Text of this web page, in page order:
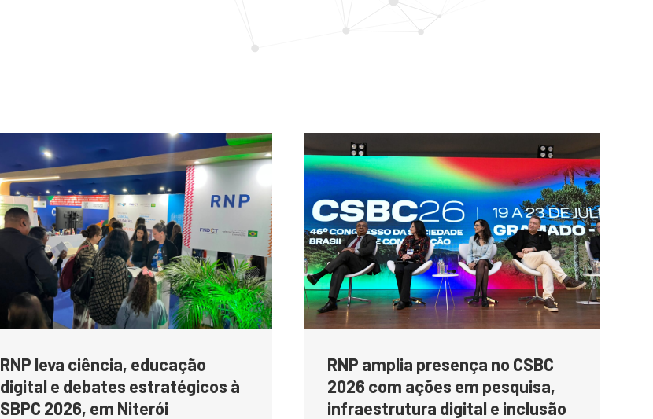
RNP leva ciência, educação
digital e debates estratégicos à
SBPC 2026, em Niterói
RNP amplia presença no CSBC
2026 com ações em pesquisa,
infraestrutura digital e inclusão